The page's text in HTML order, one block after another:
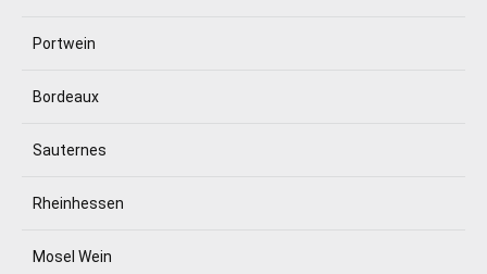
Portwein
Bordeaux
Sauternes
Rheinhessen
Mosel Wein